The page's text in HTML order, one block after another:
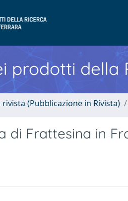
prodotti della
(Pubblicazione in Rivista)
di Frattesina in